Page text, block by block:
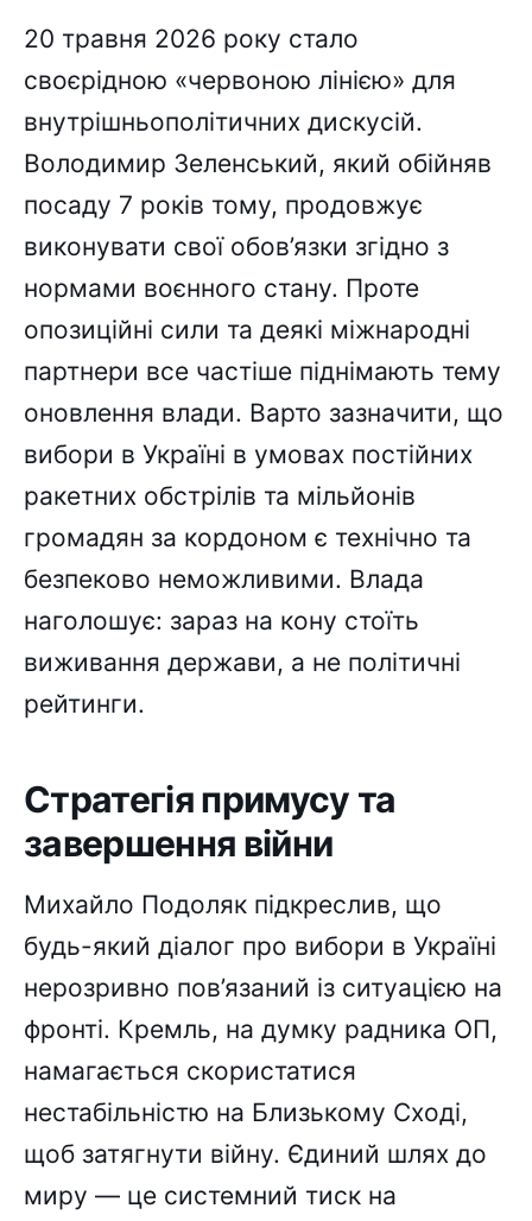
20 травня 2026 року стало
своєрідною «червоною лінією» для
внутрішньополітичних дискусій.
Володимир Зеленський, який обійняв
посаду 7 років тому, продовжує
виконувати свої обов’язки згідно з
нормами воєнного стану. Проте
опозиційні сили та деякі міжнародні
партнери все частіше піднімають тему
оновлення влади. Варто зазначити, що
вибори в Україні в умовах постійних
ракетних обстрілів та мільйонів
громадян за кордоном є технічно та
безпеково неможливими. Влада
наголошує: зараз на кону стоїть
виживання держави, а не політичні
рейтинги.
Стратегія примусу та
завершення війни
Михайло Подоляк підкреслив, що
будь-який діалог про вибори в Україні
нерозривно пов’язаний із ситуацією на
фронті. Кремль, на думку радника ОП,
намагається скористатися
нестабільністю на Близькому Сході,
щоб затягнути війну. Єдиний шлях до
миру — це системний тиск на